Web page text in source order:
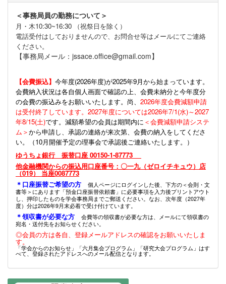
＜事務局員の勤務について＞
月・木10:30~16:30 （祝祭日を除く）
電話受付はしておりませんので、お問合せ等はメールにてご連絡
ください。
【事務局メール：jssace.office@gmail.com】
【会費振込】 今年度(2026年度)が2025年9月から始まっています。
会費納入状況は各自個人画面で確認の上、会費未納分と今年度分
の会費の振込みをお願いいたします。尚、 2026年度会費減額申請
は受付終了しています。2027年度については2026年7/1(水)～2027
年8/15(土)です。減額希望の会員は期間内に ＜会費減額申請システ
ム＞から申請し、承認の連絡が来次第、会費の納入をしてくださ
い。（10月開催予定の理事会で承認後ご連絡いたします。）
ゆうちょ銀行 振替口座 00150-1-87773
他金融機関からの振込用口座番号：〇一九（ゼロイチキュウ）店
（019） 当座0087773
＊口座振替ご希望の方
個人ページにログインした後、下方の＜会則・文
書等＞にあります「預金口座振替依頼書」に必要事項を入力後プリントアウト
し、押印したものを学会事務局までご郵送ください。なお、次年度（2027年
度）分は2026年9月末必着で受け付けています。
＊領収書が必要な方
会費等の領収書が必要な方は、メールにて領収書の
宛名・送付先をお知らせください。
◎会員の方は各自、登録メールアドレスの確認をお願いいたしま
す。
「学会からのお知らせ」「六月集会プログラム」「研究大会プログラム」はす
べて、登録されたアドレスへのメール配信となります。